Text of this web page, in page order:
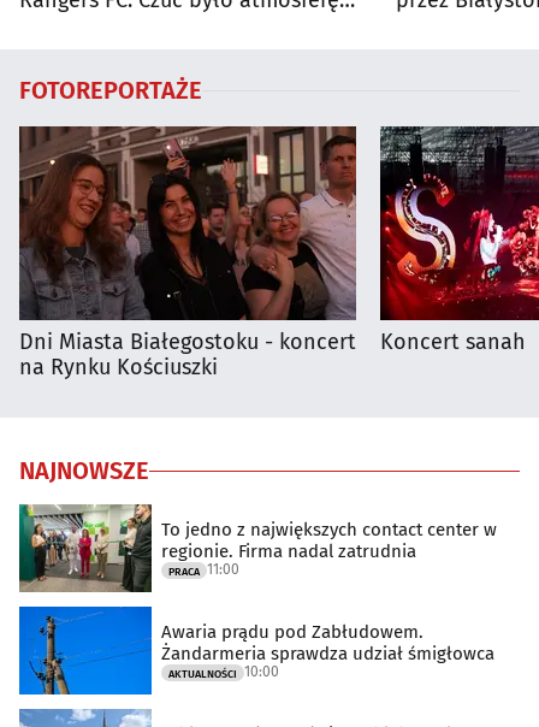
FOTOREPORTAŻE
Dni Miasta Białegostoku - koncert
na Rynku Kościuszki
Koncert sanah
NAJNOWSZE
To jedno z największych contact center w
regionie. Firma nadal zatrudnia
PRACA 11:00
Awaria prądu pod Zabłudowem.
Żandarmeria sprawdza udział śmigłowca
AKTUALNOŚCI 10:00